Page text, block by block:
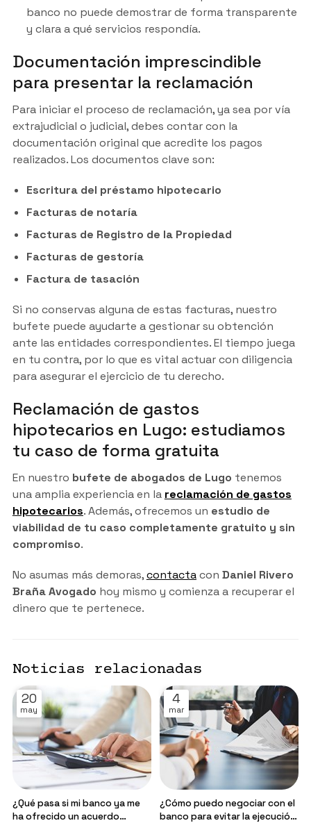
banco no puede demostrar de forma transparente
y clara a qué servicios respondía.
Documentación imprescindible
para presentar la reclamación
Para iniciar el proceso de reclamación, ya sea por vía
extrajudicial o judicial, debes contar con la
documentación original que acredite los pagos
realizados. Los documentos clave son:
Escritura del préstamo hipotecario
Facturas de notaría
Facturas de Registro de la Propiedad
Facturas de gestoría
Factura de tasación
Si no conservas alguna de estas facturas, nuestro
bufete puede ayudarte a gestionar su obtención
ante las entidades correspondientes. El tiempo juega
en tu contra, por lo que es vital actuar con diligencia
para asegurar el ejercicio de tu derecho.
Reclamación de gastos
hipotecarios en Lugo: estudiamos
tu caso de forma gratuita
En nuestro bufete de abogados de Lugo tenemos
una amplia experiencia en la reclamación de gastos
hipotecarios. Además, ofrecemos un estudio de
viabilidad de tu caso completamente gratuito y sin
compromiso.
No asumas más demoras,contactacon Daniel Rivero
Braña Avogado hoy mismo y comienza a recuperar el
dinero que te pertenece.
Noticias relacionadas
20
may
¿Qué pasa si mi banco ya me
ha ofrecido un acuerdo
4
mar
¿Cómo puedo negociar con el
banco para evitar la ejecución